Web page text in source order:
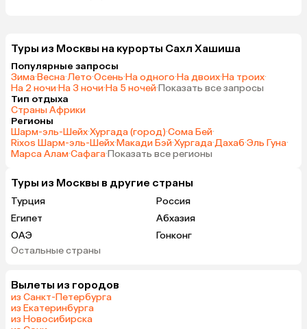
Туры из Москвы на курорты Сахл Хашиша
Популярные запросы
Зима·Весна·Лето·Осень·На одного·На двоих·На троих·
На 2 ночи·На 3 ночи·На 5 ночей·Показать все запросы
Тип отдыха
Страны Африки
Регионы
Шарм-эль-Шейх·Хургада (город)·Сома Бей·
Rixos Шарм-эль-Шейх·Макади Бэй·Хургада·Дахаб·Эль Гуна·
Марса Алам·Сафага·Показать все регионы
Туры из Москвы в другие страны
Турция
Россия
Египет
Абхазия
ОАЭ
Гонконг
Саудовская Аравия
Остальные страны
Вылеты из городов
из Санкт-Петербурга
из Екатеринбурга
из Новосибирска